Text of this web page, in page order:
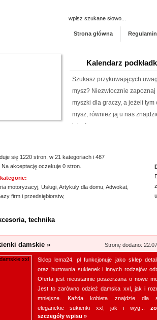
Strona główna
Kalendarz
Szukasz przykuwających
mysz? Niezwłocznie
myszki dla graczy, a jeżeli
mysz, również ją u nas
jakośc...
Sklep lema24. pl funkcjonuje
innych rodzajów odzieży.
Jest to zarówno odzież
znajdzie dla siebie
Jesteśmy firmą dostarczającą
napraw. Prowadzony przez
produktów, przydatnych tak
obejmuje m. in. wytrzymałe
Producent
Szukasz godnego zaufania
się 1220 stron, w 21 kategoriach i 487
akceptację oczekuje 0 stron.
motoryzacyj Usługi Artykuły dla domu Adwokat
firm i przedsiębiorstw,
technika
damskie » Stronę dodano:
Sklep lema24. pl funkcjonuje jako sklep
oraz hurtownia sukienek i innych rodzajów
Oferta jest nieustannie poszerzana o nowe
Jest to zarówno odzież damska xxl, jak i
mniejsze. Każda kobieta znajdzie dla
eleganckie sukienki xxl, jak i wyg...
szczegóły wpisu »